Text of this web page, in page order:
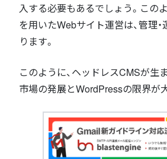
入する必要もあるでしょう。この
を用いたWebサイト運営は、管理
ります。
このように、ヘッドレスCMSが生
市場の発展とWordPressの限界が